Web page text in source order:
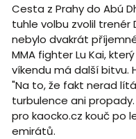
Cesta z Prahy do Abú
tuhle volbu zvolil trenér
nebylo dvakrát
MMA fighter Lu Kai,
víkendu má další bitvu.
"Na to, že fakt nerad
turbulence ani
pro kaocko.cz kouč po
emirátů.